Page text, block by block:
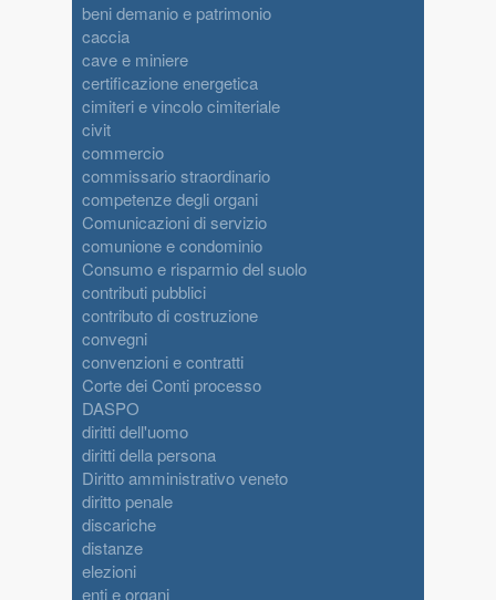
beni demanio e patrimonio
caccia
cave e miniere
certificazione energetica
cimiteri e vincolo cimiteriale
civit
commercio
commissario straordinario
competenze degli organi
Comunicazioni di servizio
comunione e condominio
Consumo e risparmio del suolo
contributi pubblici
contributo di costruzione
convegni
convenzioni e contratti
Corte dei Conti processo
DASPO
diritti dell'uomo
diritti della persona
Diritto amministrativo veneto
diritto penale
discariche
distanze
elezioni
enti e organi